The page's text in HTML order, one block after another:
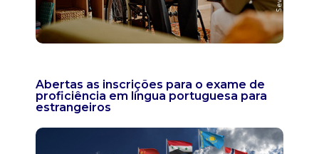
Abertas as inscrições para o exame de
proficiência em língua portuguesa para
estrangeiros